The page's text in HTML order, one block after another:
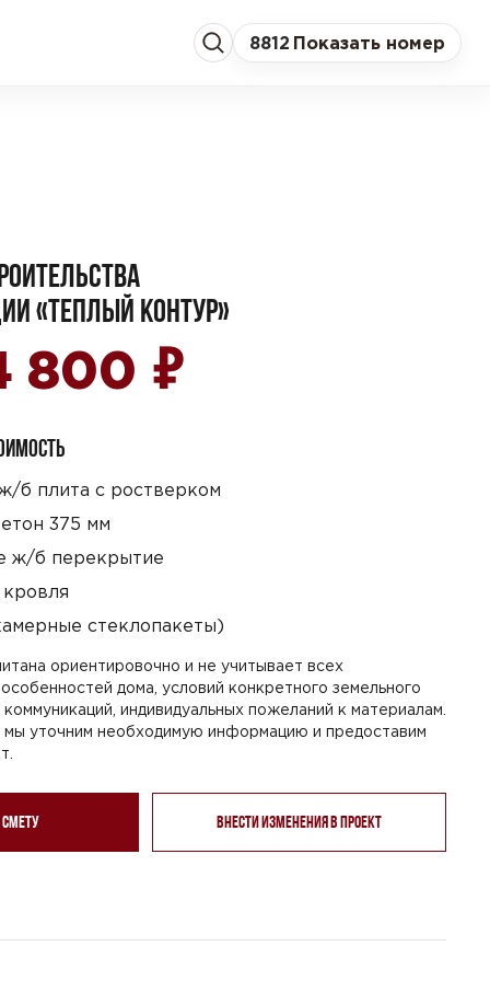
8812 Показать номер
«ТЕПЛЫЙ КОНТУР»
800 ₽
б плита с ростверком
375 мм
ж/б перекрытие
стеклопакеты)
ориентировочно и не учитывает всех
дома, условий конкретного земельного
коммуникаций, индивидуальных пожеланий к материалам.
мы уточним необходимую информацию и предоставим
смету Внести изменения в проект